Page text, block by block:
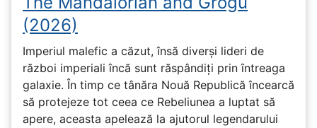
(2026)
Imperiul malefic a căzut, însă diverși lideri de
război imperiali încă sunt răspândiți prin întreaga
galaxie. În timp ce tânăra Nouă Republică încearcă
să protejeze tot ceea ce Rebeliunea a luptat să
apere, aceasta apelează la ajutorul legendarului